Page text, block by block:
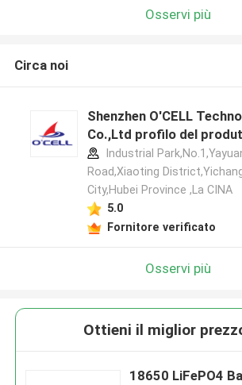
Osservi più
Circa noi
Shenzhen O'CELL
Co.,Ltd profilo del
Industrial
Road,Xiaoting
City,Hubei Province ,La CINA
5.0
Fornitore verificato
Osservi più
Ottieni il miglior
18650 LiFePO4